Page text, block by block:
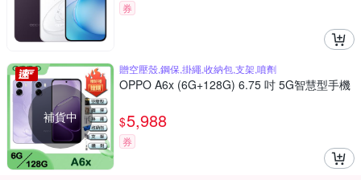
券
補貨中
贈空壓殼,鋼保,掛繩,收納包,支架,噴劑
OPPO A6x (6G+128G) 6.75 吋 5G智慧型手機
$5,988
券